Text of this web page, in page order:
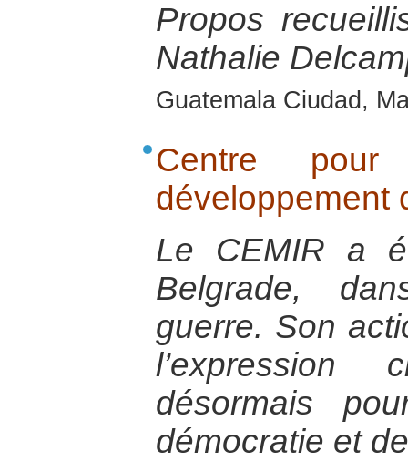
Propos
Nathalie
Guatemala Ciudad,
Centre
développement
Le CEMIR a
Belgrade,
guerre. Son
l’expression
désormais
démocratie et